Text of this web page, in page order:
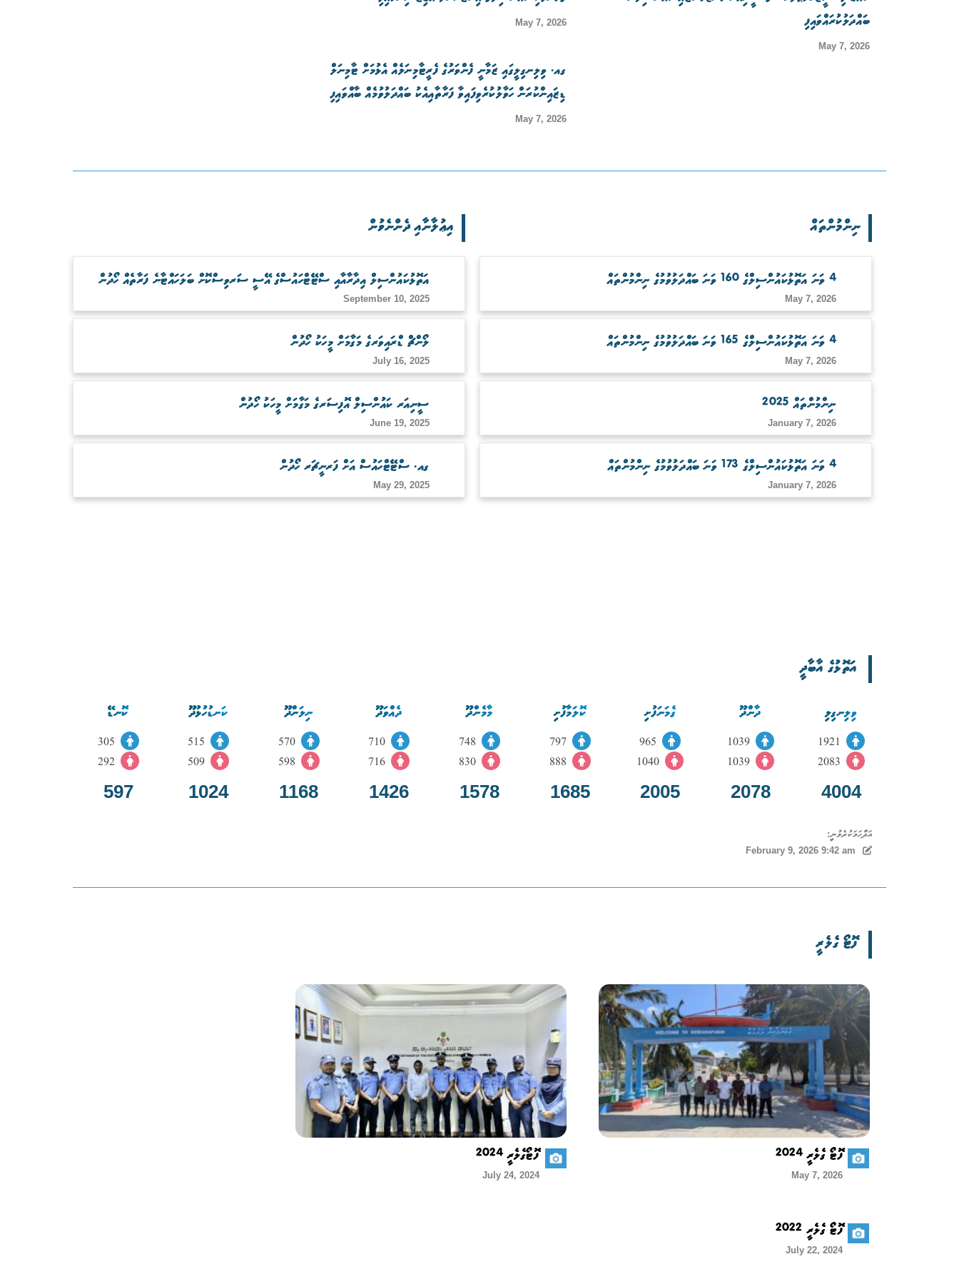
ބައްދަލުކުރައްވައިފި
May 7, 2026
May 7, 2026
ގއ. ވިލިނގިލީގައި ޒަމާނީ ފެންވަރުގެ ފެރީޓާމިނަލެއް އެޅުމަށް ޓާމިނަލް
ޑިޒައިންކުރަން ހަވާލުކުރެވިފައިވާ ފަރާތާއިއެކު ބައްދަލުވުމެއް ބާއްވައިފި
May 7, 2026
އިޢުލާނާއި ދެންނެވުން
އަތޮޅުކައުންސިލް އިދާރާއާއި ސްޓޭޓްހައުސްގެ އޭސީ ސަރވިސްކޮށް ބަލަހައްޓާނެ ފަރާތެއް ހޯދުން
September 10, 2025
ލޯންޗް ޑްރައިވަރގެ މަގާމަށް މީހަކު ހޯދުން
July 16, 2025
ސީނިއަރ ކައުންސިލް އޮފިސަރގެ މަގާމަށް މީހަކު ހޯދުން
June 19, 2025
ގއ. ސްޓޭޓްހައުސް އަށް ފަރނީޗަރ ހޯދުން
May 29, 2025
ނިންމުންތައް
4 ވަނަ އަތޮޅުކައުންސިލްގެ 160 ވަނަ ބައްދަލުވުމުގެ ނިންމުންތައް
May 7, 2026
4 ވަނަ އަތޮޅުކައުންސިލްގެ 165 ވަނަ ބައްދަލުވުމުގެ ނިންމުންތައް
May 7, 2026
ނިންމުންތައް 2025
January 7, 2026
4 ވަނަ އަތޮޅުކައުންސިލްގެ 173 ވަނަ ބައްދަލުވުމުގެ ނިންމުންތައް
January 7, 2026
އަތޮޅުގެ އާބާދީ
ވިލިނގިލި
4004
ދާންދޫ
1039
1039
2078
ގެމަނަފުށި
965
1040
2005
ކޮލަމާފުށި
797
1685
މާމެންދޫ
748
830
1578
ދެއްވަދޫ
710
716
1426
ނިލަންދޫ
570
1168
ކަނޑުހުޅުދޫ
515
509
1024
ކޮނޑޭ
292
597
އަދާހަމަކުރެވުނީ:
February 9, 2026 9:42 am
ފޮޓޯ ގެލެރީ
ފޮޓޯ ގެލެރީ 2024
May 7, 2026
ފޮޓޯގެލެރީ 2024
July 24, 2024
ފޮޓޯ ގެލެރީ 2022
July 22, 2024